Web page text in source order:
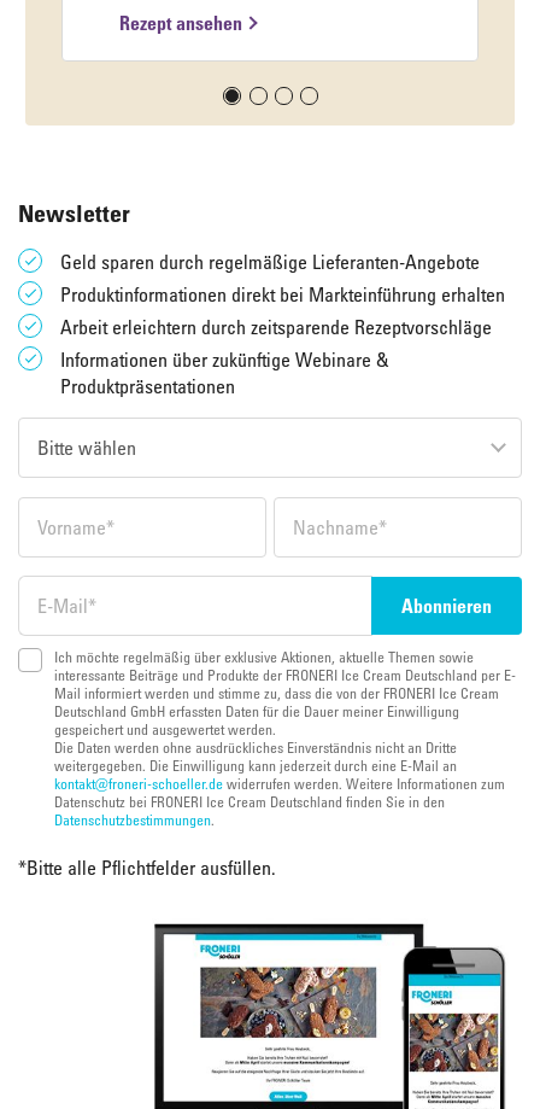
Rezept ansehen
Newsletter
Geld sparen durch regelmäßige Lieferanten-Angebote
Produktinformationen direkt bei Markteinführung erhalten
Arbeit erleichtern durch zeitsparende Rezeptvorschläge
Informationen über zukünftige Webinare &
Produktpräsentationen
Ich möchte regelmäßig über exklusive Aktionen, aktuelle Themen sowie
interessante Beiträge und Produkte der FRONERI Ice Cream Deutschland per E-
Mail informiert werden und stimme zu, dass die von der FRONERI Ice Cream
Deutschland GmbH erfassten Daten für die Dauer meiner Einwilligung
gespeichert und ausgewertet werden.
Die Daten werden ohne ausdrückliches Einverständnis nicht an Dritte
weitergegeben. Die Einwilligung kann jederzeit durch eine E-Mail an
kontakt@froneri-schoeller.dewiderrufen werden. Weitere Informationen zum
Datenschutz bei FRONERI Ice Cream Deutschland finden Sie in den
Datenschutzbestimmungen.
*Bitte alle Pflichtfelder ausfüllen.